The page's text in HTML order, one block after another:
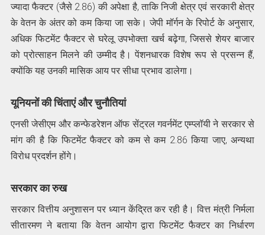
ज्यादा फैक्टर (जैसे 2.86) की अपेक्षा है, ताकि निजी क्षेत्र एवं सरकारी क्षेत्र
के वेतन के अंतर को कम किया जा सके। जेपी मॉर्गन के रिपोर्ट के अनुसार,
अधिक फिटमेंट फैक्टर से घरेलू उपभोक्ता खर्च बढ़ेगा, जिससे शेयर बाजार
को प्रोत्साहन मिलने की उम्‍मीद है। पेंशनधारक विशेष रूप से प्रसन्न हैं,
क्योंकि यह उनकी मासिक आय पर सीधा प्रभाव डालेगा।
यूनियनों की चिंताएं और चुनौतियां
एनसी जेसीएम और कन्फेडरेशन ऑफ सेंट्रल गवर्नमेंट एम्प्लॉयी ने सरकार से
मांग की है कि फिटमेंट फैक्टर को कम से कम 2.86 किया जाए, अन्यथा
विरोध प्रदर्शन होंगे।
सरकार का रुख
सरकार वित्तीय अनुशासन पर ध्यान केंद्रित कर रही है। वित्त मंत्री निर्मला
सीतारमण ने बताया कि वेतन आयोग द्वारा फिटमेंट फैक्टर का निर्धारण